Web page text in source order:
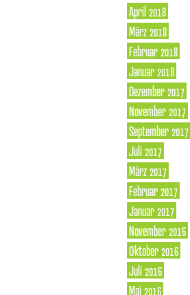
April 2018
März 2018
Februar 2018
Januar 2018
Dezember 2017
November 2017
September 2017
Juli 2017
März 2017
Februar 2017
Januar 2017
November 2016
Oktober 2016
Juli 2016
Mai 2016